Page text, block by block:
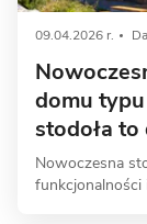
09.04.2026 r.
domu
stodoła to
Nowoczesna
funkcjonalności